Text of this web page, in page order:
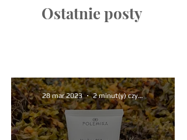
Ostatnie posty
28 mar 2023 2 minut(y) czytania